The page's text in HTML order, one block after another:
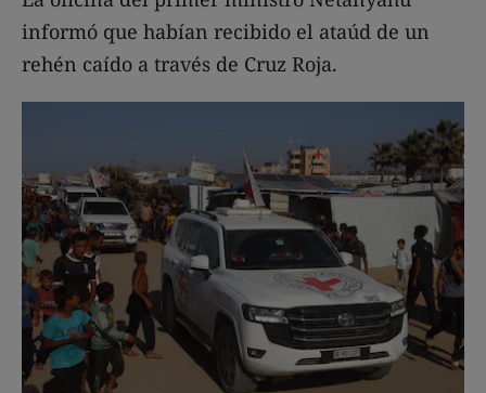
informó que habían recibido el ataúd de un
rehén caído a través de Cruz Roja.